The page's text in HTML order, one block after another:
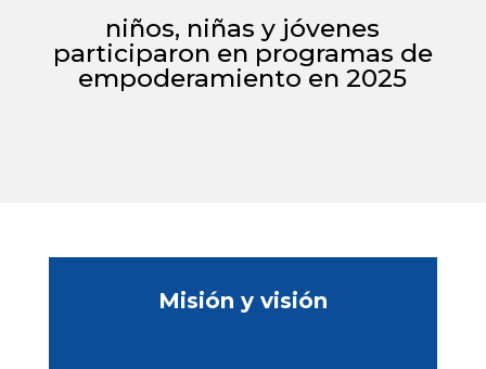
niños, niñas y jóvenes
participaron en programas de
empoderamiento en 2025
Misión y visión